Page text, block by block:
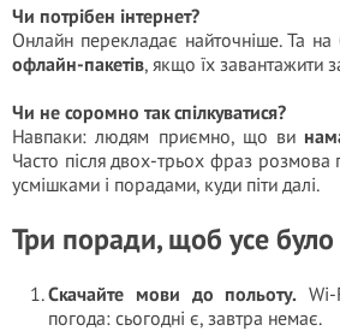
Чи потрібен інтернет?
Онлайн перекладає найточніше. Та на
офлайн-пакетів, якщо їх завантажити
Чи не соромно так спілкуватися?
Навпаки: людям приємно, що ви
Часто після двох-трьох фраз
усмішками і порадами, куди піти далі.
Три поради, щоб усе було
Скачайте мови до польоту.
погода: сьогодні є, завтра немає.